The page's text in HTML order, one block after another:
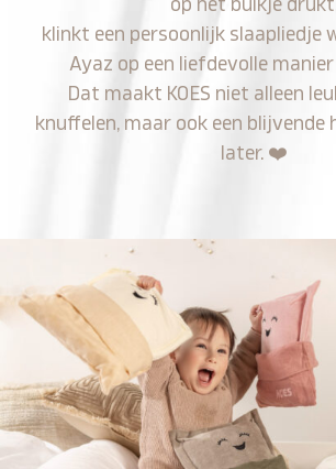
op het buikje
klinkt een persoonlijk slaapliedje
Ayaz op een liefdevolle
Dat maakt KOES niet alleen
knuffelen, maar ook een blijvende
later. ❤️